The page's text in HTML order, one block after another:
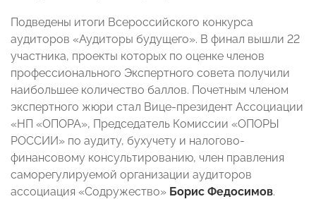
Подведены итоги Всероссийского конкурса
аудиторов «Аудиторы будущего». В финал вышли 22
участника, проекты которых по оценке членов
профессионального Экспертного совета получили
наибольшее количество баллов. Почетным членом
экспертного жюри стал Вице-президент Ассоциации
«НП «ОПОРА», Председатель Комиссии «ОПОРЫ
РОССИИ» по аудиту, бухучету и налогово-
финансовому консультированию, член правления
саморегулируемой организации аудиторов
ассоциация «Содружество» Борис Федосимов.